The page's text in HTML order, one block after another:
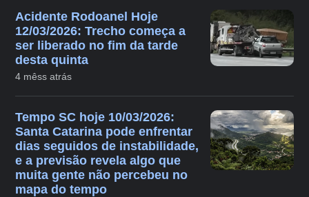
Acidente Rodoanel Hoje
12/03/2026: Trecho começa a
ser liberado no fim da tarde
desta quinta
4 mêss atrás
Tempo SC hoje 10/03/2026:
Santa Catarina pode enfrentar
dias seguidos de instabilidade,
e a previsão revela algo que
muita gente não percebeu no
mapa do tempo